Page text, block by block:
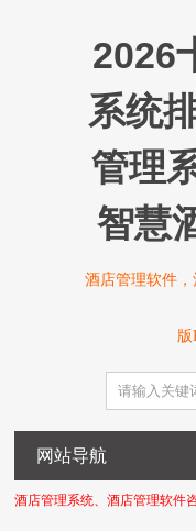
2026
系统
管理
智慧
酒店管理软件
版
网站导航
酒店管理系统、酒店管理软件